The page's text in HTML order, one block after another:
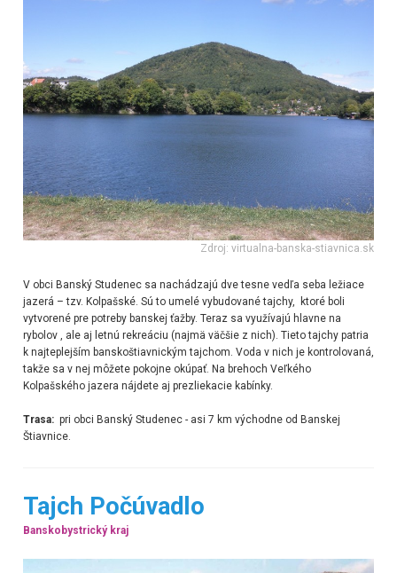
Zdroj: virtualna-banska-stiavnica.sk
V obci Banský Studenec sa nachádzajú dve tesne vedľa seba ležiace
jazerá – tzv. Kolpašské. Sú to umelé vybudované tajchy, ktoré boli
vytvorené pre potreby banskej ťažby. Teraz sa využívajú hlavne na
rybolov , ale aj letnú rekreáciu (najmä väčšie z nich). Tieto tajchy patria
k najteplejším banskoštiavnickým tajchom. Voda v nich je kontrolovaná,
takže sa v nej môžete pokojne okúpať. Na brehoch Veľkého
Kolpašského jazera nájdete aj prezliekacie kabínky.
Trasa: pri obci Banský Studenec - asi 7 km východne od Banskej
Štiavnice.
Tajch Počúvadlo
Banskobystrický kraj